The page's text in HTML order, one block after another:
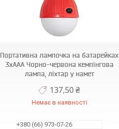
Портативна лампочка на батарейках
3хААА Чорно-червона кемпінгова
лампа, ліхтар у намет
137,50 ₴
Немає в наявності
+380 (66) 973-07-26